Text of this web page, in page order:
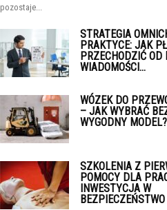
pozostaje...
STRATEGIA
PRAKTYCE: JAK
PRZECHODZIĆ OD
WIADOMOŚCI...
WÓZEK DO
– JAK WYBRAĆ
WYGODNY MODEL?
SZKOLENIA Z
POMOCY DLA
INWESTYCJA W